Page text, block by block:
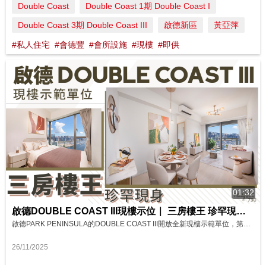
Double Coast
Double Coast 1期 Double Coast I
Double Coast 3期 Double Coast III
啟德新區 黃亞萍
#私人住宅 #會德豐 #會所設施 #現樓 #即供
01:32
啟德DOUBLE COAST III現樓示位｜ 三房樓王 珍罕現身 影片來源: Finance730
26/11/2025